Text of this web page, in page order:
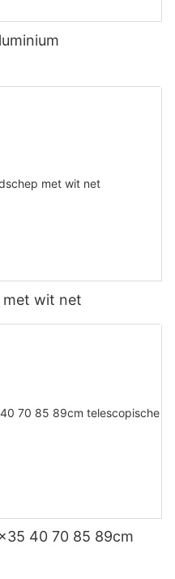
met wit net
40 70 85 89cm